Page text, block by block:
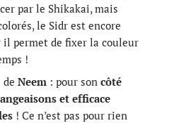
par le Shikakai, mais
le Sidr est encore
il permet de fixer la couleur
!
Neem : pour son côté
et efficace
! Ce n’est pas pour rien